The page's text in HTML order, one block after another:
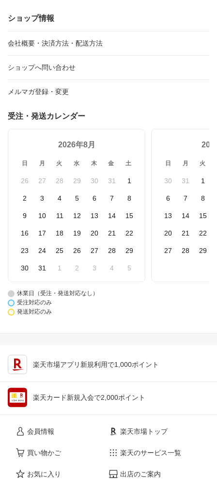
ショップ情報
会社概要・決済方法・配送方法
ショップへ問い合わせ
メルマガ登録・変更
受注・発送カレンダー
2026年8月
日 月 火 水 木 金 土
26 27 28 29 30 31 1
2 3 4 5 6 7 8
9 10 11 12 13 14 15
16 17 18 19 20 21 22
23 24 25 26 27 28 29
30 31 1 2 3 4 5
日 月 火
30 31 1
6 7 8
13 14 15
20 21 22
27 28 29
休業日（受注・発送対応なし）
受注対応のみ
発送対応のみ
楽天市場アプリ新規利用で1,000ポイント
楽天カード新規入会で2,000ポイント
会員情報
買い物かご
お気に入り
楽天市場トップ
楽天のサービス一覧
出店のご案内